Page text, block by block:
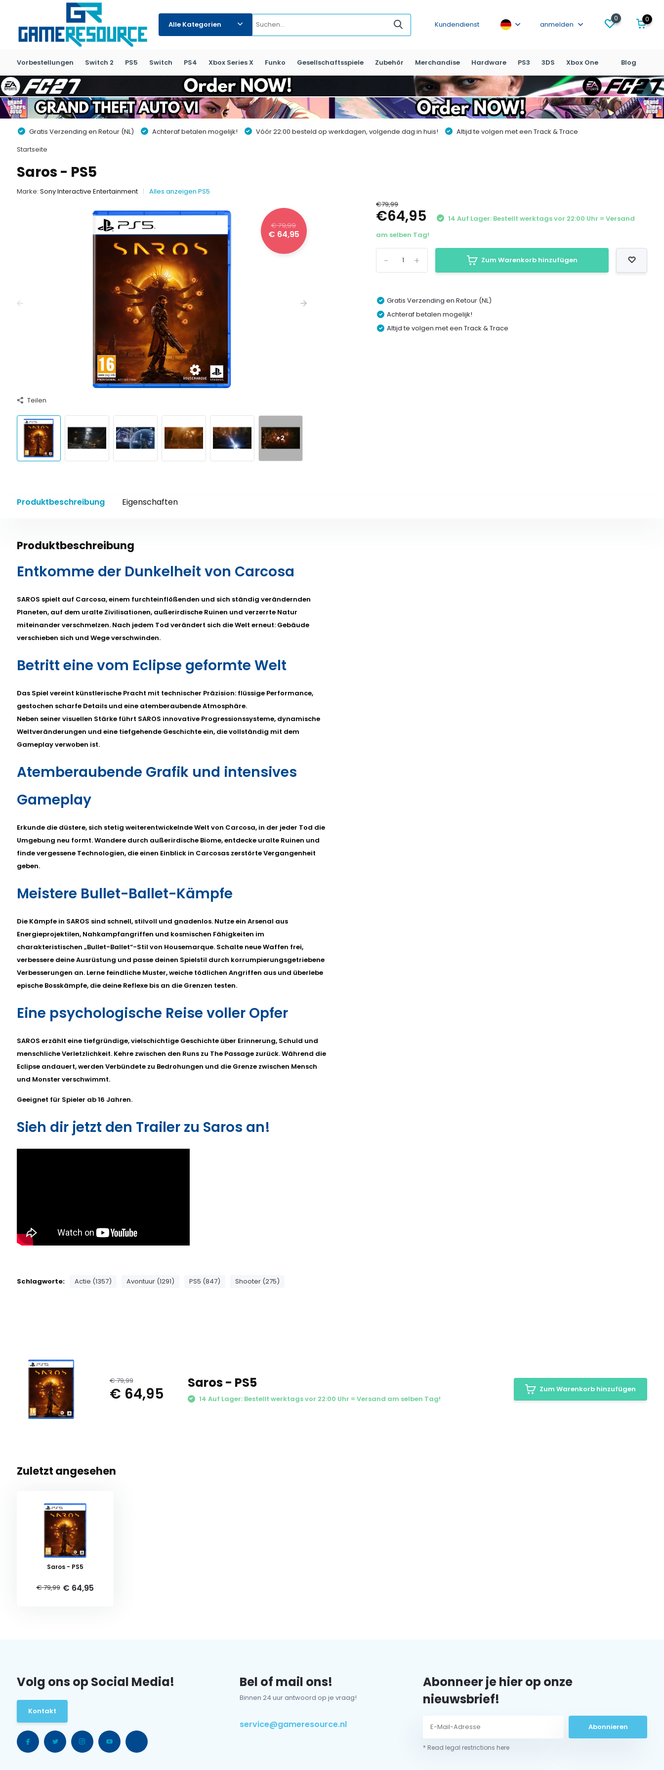
Alle Kategorien Kundendienst anmelden
0 0
Vorbestellungen Switch 2 PS5 Switch PS4 Xbox Series X Funko Gesellschaftsspiele Zubehör Merchandise Hardware PS3 3DS Xbox One Blog
Gratis Verzending en Retour (NL) Achteraf betalen mogelijk! Vóór 22:00 besteld op werkdagen, volgende dag in huis!
Altijd te volgen met een Track & Trace
Startseite
Saros - PS5
Marke: Sony Interactive Entertainment Alles anzeigen PS5
€ 79,99
€ 64,95
Teilen
+2
€79,99
€64,95
14 Auf Lager: Bestellt werktags vor 22:00 Uhr = Versand
am selben Tag!
+
- Zum Warenkorb hinzufügen
Gratis Verzending en Retour (NL)
Achteraf betalen mogelijk!
Altijd te volgen met een Track & Trace
Produktbeschreibung Eigenschaften
Produktbeschreibung
Entkomme der Dunkelheit von Carcosa
SAROS spielt auf Carcosa, einem furchteinflößenden und sich ständig verändernden
Planeten, auf dem uralte Zivilisationen, außerirdische Ruinen und verzerrte Natur
miteinander verschmelzen. Nach jedem Tod verändert sich die Welt erneut: Gebäude
verschieben sich und Wege verschwinden.
Betritt eine vom Eclipse geformte Welt
Das Spiel vereint künstlerische Pracht mit technischer Präzision: flüssige Performance,
gestochen scharfe Details und eine atemberaubende Atmosphäre.
Neben seiner visuellen Stärke führt SAROS innovative Progressionssysteme, dynamische
Weltveränderungen und eine tiefgehende Geschichte ein, die vollständig mit dem
Gameplay verwoben ist.
Atemberaubende Grafik und intensives
Gameplay
Erkunde die düstere, sich stetig weiterentwickelnde Welt von Carcosa, in der jeder Tod die
Umgebung neu formt. Wandere durch außerirdische Biome, entdecke uralte Ruinen und
finde vergessene Technologien, die einen Einblick in Carcosas zerstörte Vergangenheit
geben.
Meistere Bullet-Ballet-Kämpfe
Die Kämpfe in SAROS sind schnell, stilvoll und gnadenlos. Nutze ein Arsenal aus
Energieprojektilen, Nahkampfangriffen und kosmischen Fähigkeiten im
charakteristischen „Bullet-Ballet“-Stil von Housemarque. Schalte neue Waffen frei,
verbessere deine Ausrüstung und passe deinen Spielstil durch korrumpierungsgetriebene
Verbesserungen an. Lerne feindliche Muster, weiche tödlichen Angriffen aus und überlebe
epische Bosskämpfe, die deine Reflexe bis an die Grenzen testen.
Eine psychologische Reise voller Opfer
SAROS erzählt eine tiefgründige, vielschichtige Geschichte über Erinnerung, Schuld und
menschliche Verletzlichkeit. Kehre zwischen den Runs zu The Passage zurück. Während die
Eclipse andauert, werden Verbündete zu Bedrohungen und die Grenze zwischen Mensch
und Monster verschwimmt.
Geeignet für Spieler ab 16 Jahren.
Sieh dir jetzt den Trailer zu Saros an!
Schlagworte: Actie (1357) Avontuur (1291) PS5 (847) Shooter (275)
€ 79,99
€ 64,95
Saros - PS5
14 Auf Lager: Bestellt werktags vor 22:00 Uhr = Versand am selben Tag!
Zum Warenkorb hinzufügen
Zuletzt angesehen
Saros - PS5
€ 79,99 € 64,95
Volg ons op Social Media!
Kontakt
Bel of mail ons!
Binnen 24 uur antwoord op je vraag!
service@gameresource.nl
Abonneer je hier op onze
nieuwsbrief!
Abonnieren
* Read legal restrictions here